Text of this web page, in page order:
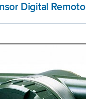
Digital Remoto